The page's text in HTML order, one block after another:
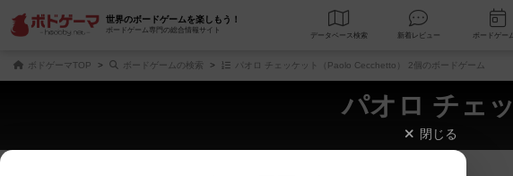
世界のボードゲームを楽しもう！
ボードゲーム専門の総合情報サイト
データベース 検索 新着レビュー
ボドゲーマTOP ボードゲームの検索 パオロ チェッケット（Paolo Cecchetto） 2個のボードゲーム
パオロ チェ
閉じる